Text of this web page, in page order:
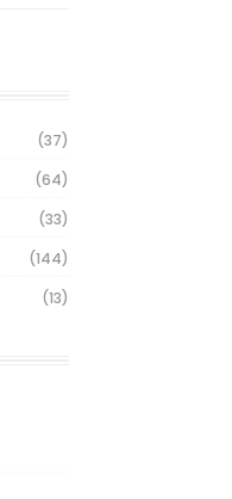
(37)
(64)
(33)
(144)
(13)